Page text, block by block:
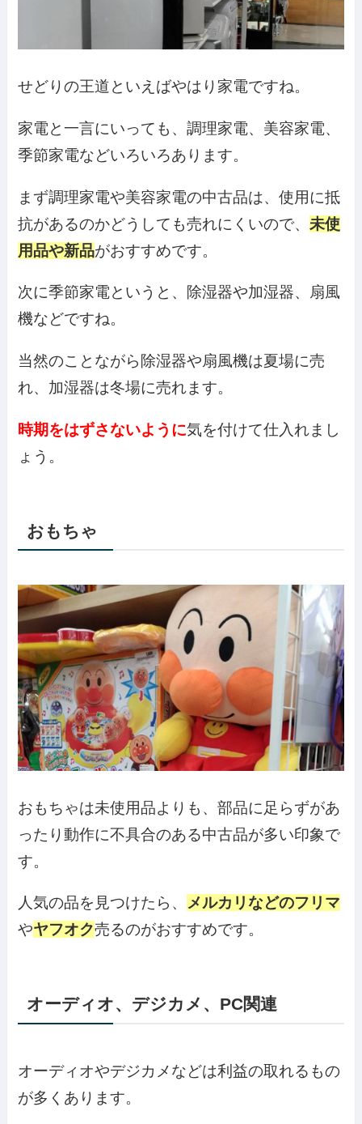
せどりの王道といえばやはり家電ですね。
家電と一言にいっても、調理家電、美容家電、
季節家電などいろいろあります。
まず調理家電や美容家電の中古品は、使用に抵
抗があるのかどうしても売れにくいので、 未使
用品や新品がおすすめです。
次に季節家電というと、除湿器や加湿器、扇風
機などですね。
当然のことながら除湿器や扇風機は夏場に売
れ、加湿器は冬場に売れます。
時期をはずさないように気を付けて仕入れまし
ょう。
おもちゃ
おもちゃは未使用品よりも、部品に足らずがあ
ったり動作に不具合のある中古品が多い印象で
す。
人気の品を見つけたら、 メルカリなどのフリマ
やヤフオク売るのがおすすめです。
オーディオ、デジカメ、PC関連
オーディオやデジカメなどは利益の取れるもの
が多くあります。